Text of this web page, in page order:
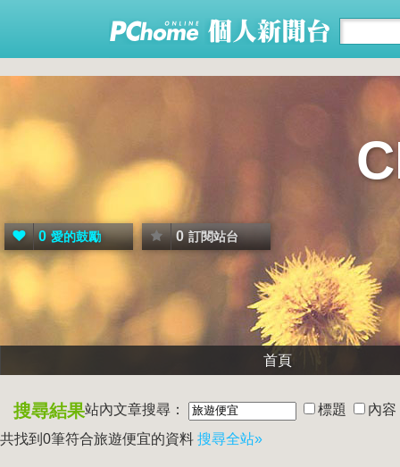
0 愛的鼓勵 0 訂閱站台
首頁
搜尋結果站內文章搜尋： 標題
內容
共找到0筆符合旅遊便宜的資料 搜尋全站»